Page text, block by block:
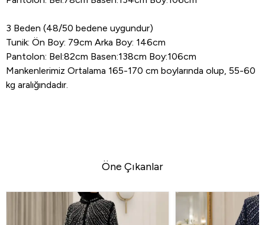
3 Beden (48/50 bedene uygundur)
Tunik: Ön Boy: 79cm Arka Boy: 146cm
Pantolon: Bel:82cm Basen:138cm Boy:106cm
Mankenlerimiz Ortalama 165-170 cm boylarında olup, 55-60
kg aralığındadır.
Öne Çıkanlar